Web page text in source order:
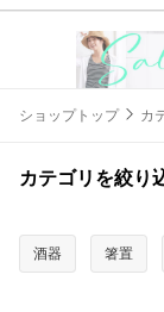
ショップトップ カ
カテゴリを絞り
酒器 箸置